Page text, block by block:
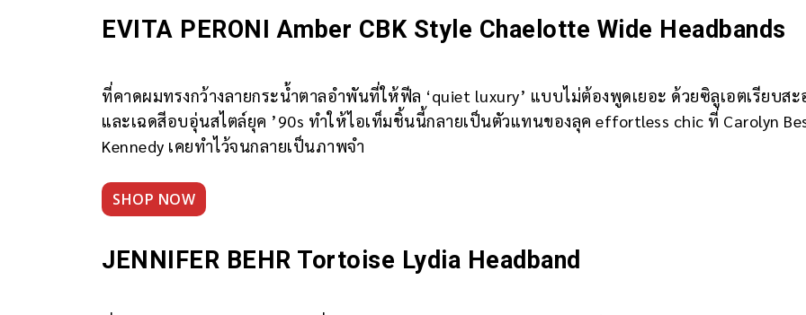
EVITA PERONI Amber CBK Style Chaelotte Wide Headbands
ที่คาดผมทรงกว้างลายกระน้ำตาลอำพันที่ให้ฟีล ‘quiet luxury’ แบบไม่ต้องพูดเยอะ ด้วยซิลูเอตเรียบสะ
และเฉดสีอบอุ่นสไตล์ยุค ’90s ทำให้ไอเท็มชิ้นนี้กลายเป็นตัวแทนของลุค effortless chic ที่ Carolyn
Kennedy เคยทำไว้จนกลายเป็นภาพจำ
SHOP NOW
JENNIFER BEHR Tortoise Lydia Headband